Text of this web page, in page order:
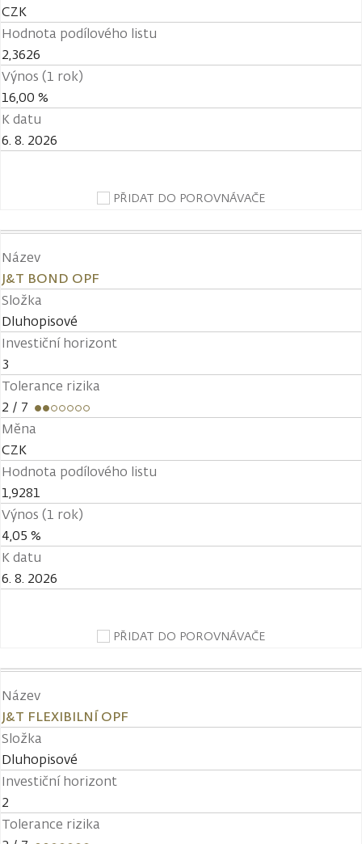
CZK
Hodnota podílového listu
2,3626
Výnos (1 rok)
16,00 %
K datu
6. 8. 2026
PŘIDAT DO POROVNÁVAČE
Název
J&T BOND OPF
Složka
Dluhopisové
Investiční horizont
3
Tolerance rizika
2 / 7
Měna
CZK
Hodnota podílového listu
1,9281
Výnos (1 rok)
4,05 %
K datu
6. 8. 2026
PŘIDAT DO POROVNÁVAČE
Název
J&T FLEXIBILNÍ OPF
Složka
Dluhopisové
Investiční horizont
2
Tolerance rizika